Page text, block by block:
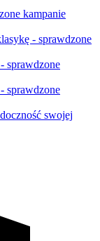
kampanie
- sprawdzone
sprawdzone
sprawdzone
swojej